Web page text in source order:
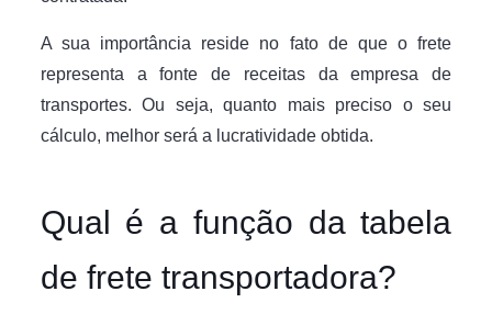
A sua importância reside no fato de que o frete
representa a fonte de receitas da empresa de
transportes. Ou seja, quanto mais preciso o seu
cálculo, melhor será a lucratividade obtida.
Qual é a função da tabela
de frete transportadora?